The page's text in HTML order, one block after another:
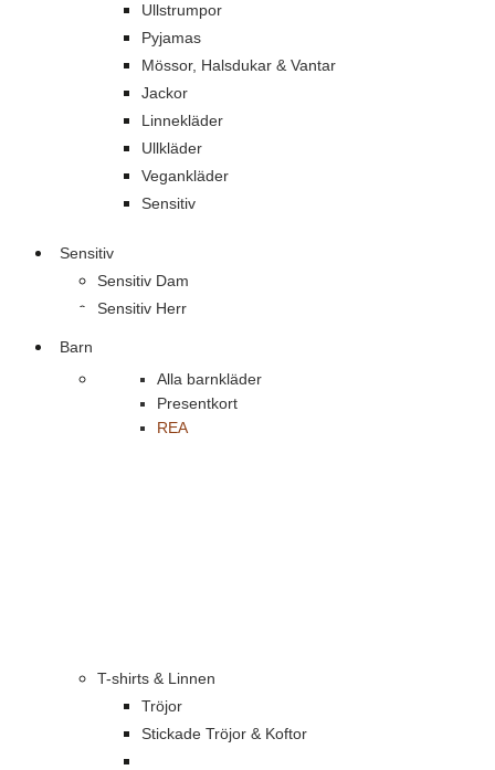
Ullstrumpor
Pyjamas
Mössor, Halsdukar & Vantar
Jackor
Linnekläder
Ullkläder
Vegankläder
Sensitiv
Sensitiv
Sensitiv Dam
Sensitiv Herr
Barn
Alla barnkläder
Presentkort
REA
T-shirts & Linnen
Tröjor
Stickade Tröjor & Koftor